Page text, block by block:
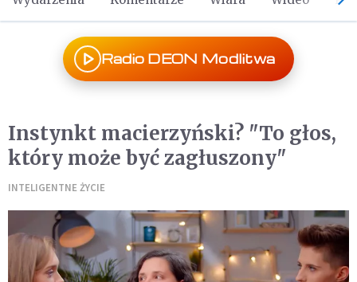
Radio DEON Modlitwa
Instynkt macierzyński? "To głos,
który może być zagłuszony"
INTELIGENTNE ŻYCIE